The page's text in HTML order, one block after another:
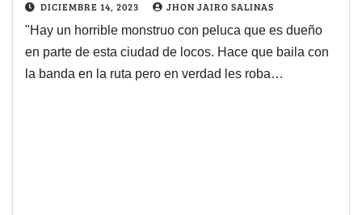
DICIEMBRE 14, 2023 JHON JAIRO SALINAS
"Hay un horrible monstruo con peluca que es dueño
en parte de esta ciudad de locos. Hace que baila con
la banda en la ruta pero en verdad les roba…